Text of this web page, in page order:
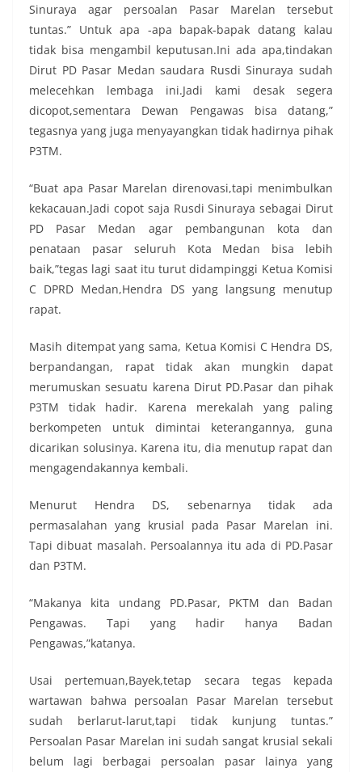
Sinuraya agar persoalan Pasar Marelan tersebut
tuntas.” Untuk apa -apa bapak-bapak datang kalau
tidak bisa mengambil keputusan.Ini ada apa,tindakan
Dirut PD Pasar Medan saudara Rusdi Sinuraya sudah
melecehkan lembaga ini.Jadi kami desak segera
dicopot,sementara Dewan Pengawas bisa datang,”
tegasnya yang juga menyayangkan tidak hadirnya pihak
P3TM.
“Buat apa Pasar Marelan direnovasi,tapi menimbulkan
kekacauan.Jadi copot saja Rusdi Sinuraya sebagai Dirut
PD Pasar Medan agar pembangunan kota dan
penataan pasar seluruh Kota Medan bisa lebih
baik,”tegas lagi saat itu turut didampinggi Ketua Komisi
C DPRD Medan,Hendra DS yang langsung menutup
rapat.
Masih ditempat yang sama, Ketua Komisi C Hendra DS,
berpandangan, rapat tidak akan mungkin dapat
merumuskan sesuatu karena Dirut PD.Pasar dan pihak
P3TM tidak hadir. Karena merekalah yang paling
berkompeten untuk dimintai keterangannya, guna
dicarikan solusinya. Karena itu, dia menutup rapat dan
mengagendakannya kembali.
Menurut Hendra DS, sebenarnya tidak ada
permasalahan yang krusial pada Pasar Marelan ini.
Tapi dibuat masalah. Persoalannya itu ada di PD.Pasar
dan P3TM.
“Makanya kita undang PD.Pasar, PKTM dan Badan
Pengawas. Tapi yang hadir hanya Badan
Pengawas,”katanya.
Usai pertemuan,Bayek,tetap secara tegas kepada
wartawan bahwa persoalan Pasar Marelan tersebut
sudah berlarut-larut,tapi tidak kunjung tuntas.”
Persoalan Pasar Marelan ini sudah sangat krusial sekali
belum lagi berbagai persoalan pasar lainya yang